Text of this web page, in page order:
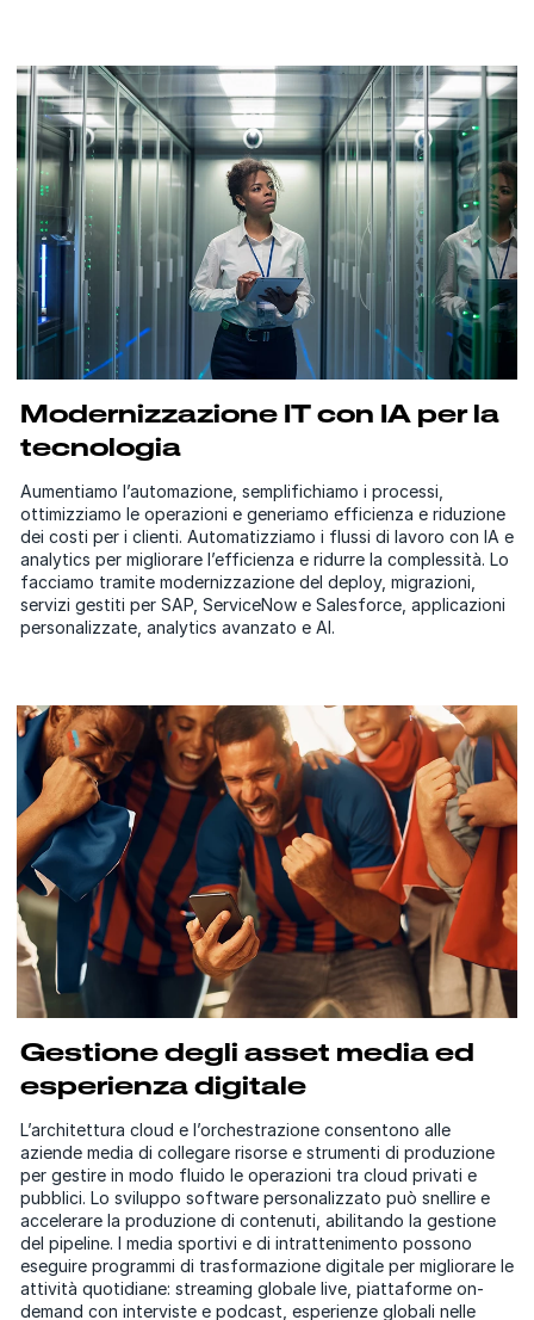
Modernizzazione IT con IA per la
tecnologia
Aumentiamo l’automazione, semplifichiamo i processi,
ottimizziamo le operazioni e generiamo efficienza e riduzione
dei costi per i clienti. Automatizziamo i flussi di lavoro con IA e
analytics per migliorare l’efficienza e ridurre la complessità. Lo
facciamo tramite modernizzazione del deploy, migrazioni,
servizi gestiti per SAP, ServiceNow e Salesforce, applicazioni
personalizzate, analytics avanzato e AI.
Gestione degli asset media ed
esperienza digitale
L’architettura cloud e l’orchestrazione consentono alle
aziende media di collegare risorse e strumenti di produzione
per gestire in modo fluido le operazioni tra cloud privati e
pubblici. Lo sviluppo software personalizzato può snellire e
accelerare la produzione di contenuti, abilitando la gestione
del pipeline. I media sportivi e di intrattenimento possono
eseguire programmi di trasformazione digitale per migliorare le
attività quotidiane: streaming globale live, piattaforme on-
demand con interviste e podcast, esperienze globali nelle